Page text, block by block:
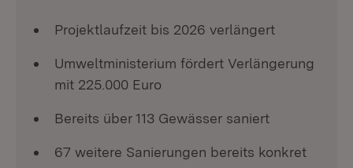
Projektlaufzeit bis 2026 verlängert
Umweltministerium fördert Verlängerung
mit 225.000 Euro
Bereits über 113 Gewässer saniert
67 weitere Sanierungen bereits konkret